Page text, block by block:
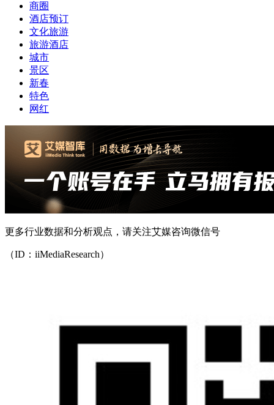
商圈
酒店预订
文化旅游
旅游酒店
城市
景区
新春
特色
网红
更多行业数据和分析观点，请关注艾媒咨询微信号
（ID：iiMediaResearch）